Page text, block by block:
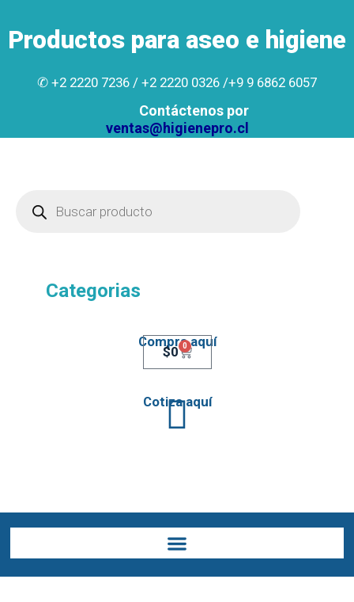
Productos para aseo e higiene
✆ +2 2220 7236 / +2 2220 0326 /+9 9 6862 6057
Contáctenos por
ventas@higienepro.cl
Categorias
Compra aquí
$0 0
Cotiza aquí